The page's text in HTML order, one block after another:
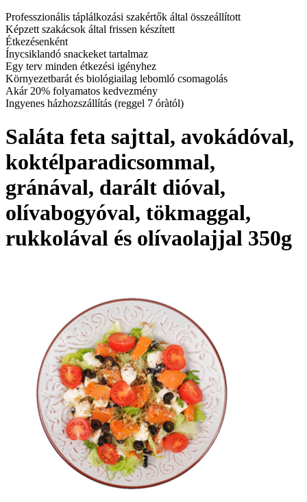
Professzionális táplálkozási szakértők által összeállított
Képzett szakácsok által frissen készített
Étkezésenként
Ínycsiklandó snackeket tartalmaz
Egy terv minden étkezési igényhez
Környezetbarát és biológiailag lebomló csomagolás
Akár 20% folyamatos kedvezmény
Ingyenes házhozszállítás (reggel 7 óràtól)
Saláta feta sajttal, avokádóval,
koktélparadicsommal,
gránával, darált dióval,
olívabogyóval, tökmaggal,
rukkolával és olívaolajjal 350g